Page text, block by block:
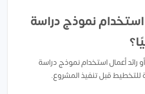
نموذج دراسة
أعمال استخدام نموذج دراسة
للتخطيط قبل تنفيذ المشروع.